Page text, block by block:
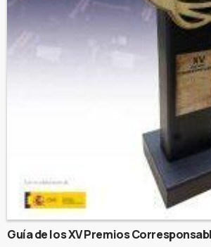
Guía de los XV Premios